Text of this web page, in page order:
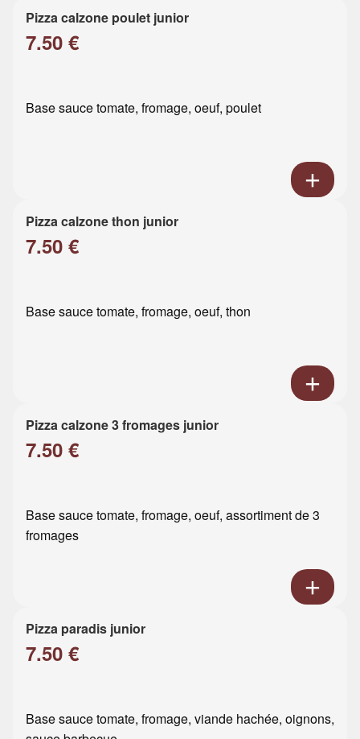
Pizza calzone poulet junior
7.50 €
Base sauce tomate, fromage, oeuf, poulet
Pizza calzone thon junior
7.50 €
Base sauce tomate, fromage, oeuf, thon
Pizza calzone 3 fromages junior
7.50 €
Base sauce tomate, fromage, oeuf, assortiment de 3
fromages
Pizza paradis junior
7.50 €
Base sauce tomate, fromage, viande hachée, oignons,